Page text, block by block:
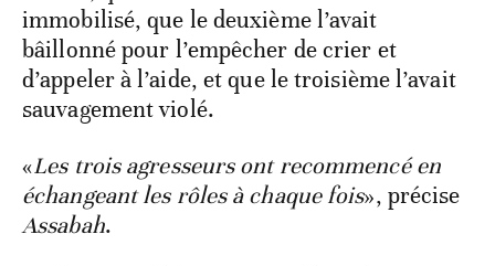
immobilisé, que le deuxième l’avait
bâillonné pour l’empêcher de crier et
d’appeler à l’aide, et que le troisième l’avait
sauvagement violé.
«Les trois agresseurs ont recommencé en
échangeant les rôles à chaque fois», précise
Assabah.